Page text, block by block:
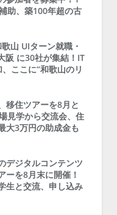
助、築100年超の古
歌山 UIターン就職・
阪 に30社が集結！IT
ここに“和歌山のリ
移住ツアーを8月と
見学から交流会、住
大3万円の助成金も
デジタルコンテンツ
ーを8月末に開催！
生と交流、申し込み